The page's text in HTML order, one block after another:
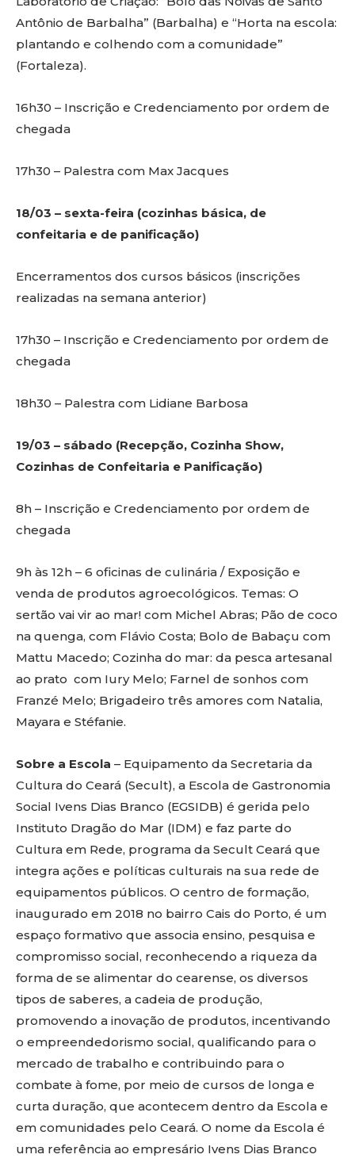
Antônio de Barbalha” (Barbalha) e “Horta na escola:
plantando e colhendo com a comunidade”
(Fortaleza).
16h30 – Inscrição e Credenciamento por ordem de
chegada
17h30 – Palestra com Max Jacques
18/03 – sexta-feira (cozinhas básica, de
confeitaria e de panificação)
Encerramentos dos cursos básicos (inscrições
realizadas na semana anterior)
17h30 – Inscrição e Credenciamento por ordem de
chegada
18h30 – Palestra com Lidiane Barbosa
19/03 – sábado (Recepção, Cozinha Show,
Cozinhas de Confeitaria e Panificação)
8h – Inscrição e Credenciamento por ordem de
chegada
9h às 12h – 6 oficinas de culinária / Exposição e
venda de produtos agroecológicos. Temas: O
sertão vai vir ao mar! com Michel Abras; Pão de coco
na quenga, com Flávio Costa; Bolo de Babaçu com
Mattu Macedo; Cozinha do mar: da pesca artesanal
ao prato com Iury Melo; Farnel de sonhos com
Franzé Melo; Brigadeiro três amores com Natalia,
Mayara e Stéfanie.
Sobre a Escola – Equipamento da Secretaria da
Cultura do Ceará (Secult), a Escola de Gastronomia
Social Ivens Dias Branco (EGSIDB) é gerida pelo
Instituto Dragão do Mar (IDM) e faz parte do
Cultura em Rede, programa da Secult Ceará que
integra ações e políticas culturais na sua rede de
equipamentos públicos. O centro de formação,
inaugurado em 2018 no bairro Cais do Porto, é um
espaço formativo que associa ensino, pesquisa e
compromisso social, reconhecendo a riqueza da
forma de se alimentar do cearense, os diversos
tipos de saberes, a cadeia de produção,
promovendo a inovação de produtos, incentivando
o empreendedorismo social, qualificando para o
mercado de trabalho e contribuindo para o
combate à fome, por meio de cursos de longa e
curta duração, que acontecem dentro da Escola e
em comunidades pelo Ceará. O nome da Escola é
uma referência ao empresário Ivens Dias Branco